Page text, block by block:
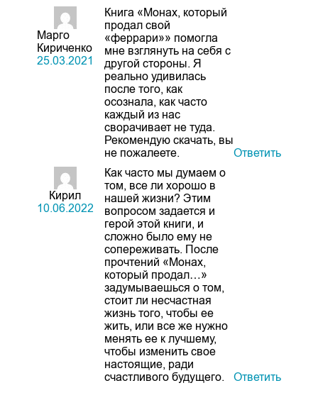
Марго
Кириченко
25.03.2021
Книга «Монах, который
продал свой
«феррари»» помогла
мне взглянуть на себя с
другой стороны. Я
реально удивилась
после того, как
осознала, как часто
каждый из нас
сворачивает не туда.
Рекомендую скачать, вы
не пожалеете.
Ответить
Кирил
10.06.2022
Как часто мы думаем о
том, все ли хорошо в
нашей жизни? Этим
вопросом задается и
герой этой книги, и
сложно было ему не
сопереживать. После
прочтений «Монах,
который продал…»
задумываешься о том,
стоит ли несчастная
жизнь того, чтобы ее
жить, или все же нужно
менять ее к лучшему,
чтобы изменить свое
настоящие, ради
счастливого будущего.
Ответить